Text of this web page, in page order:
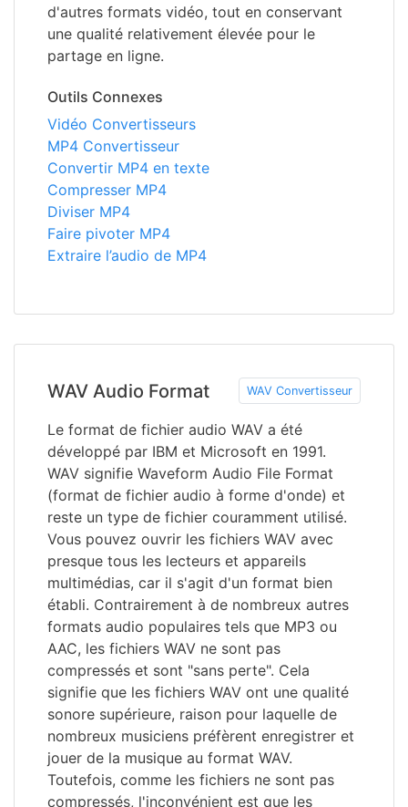
d'autres formats vidéo, tout en conservant
une qualité relativement élevée pour le
partage en ligne.
Outils Connexes
Vidéo Convertisseurs
MP4 Convertisseur
Convertir MP4 en texte
Compresser MP4
Diviser MP4
Faire pivoter MP4
Extraire l’audio de MP4
WAV Audio Format WAV Convertisseur
Le format de fichier audio WAV a été
développé par IBM et Microsoft en 1991.
WAV signifie Waveform Audio File Format
(format de fichier audio à forme d'onde) et
reste un type de fichier couramment utilisé.
Vous pouvez ouvrir les fichiers WAV avec
presque tous les lecteurs et appareils
multimédias, car il s'agit d'un format bien
établi. Contrairement à de nombreux autres
formats audio populaires tels que MP3 ou
AAC, les fichiers WAV ne sont pas
compressés et sont "sans perte". Cela
signifie que les fichiers WAV ont une qualité
sonore supérieure, raison pour laquelle de
nombreux musiciens préfèrent enregistrer et
jouer de la musique au format WAV.
Toutefois, comme les fichiers ne sont pas
compressés, l'inconvénient est que les